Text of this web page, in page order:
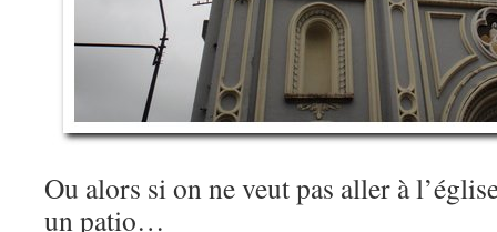
Ou alors si on ne veut pas aller à
un patio…